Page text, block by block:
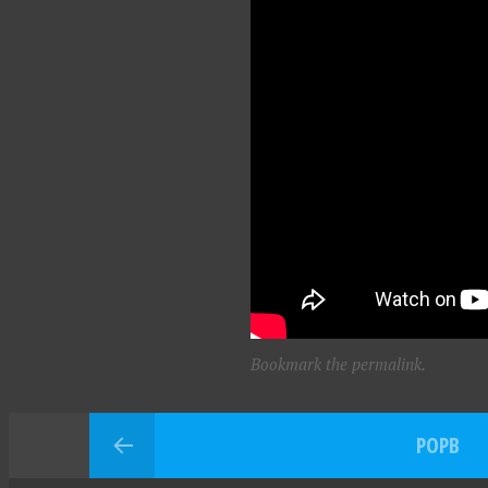
Bookmark the permalink.
POPB